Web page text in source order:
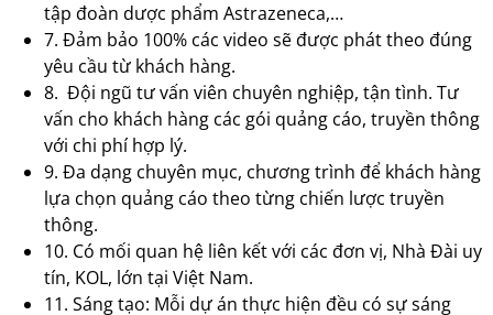
tập đoàn dược phẩm Astrazeneca,…
7. Đảm bảo 100% các video sẽ được phát theo đúng
yêu cầu từ khách hàng.
8. Đội ngũ tư vấn viên chuyên nghiệp, tận tình. Tư
vấn cho khách hàng các gói quảng cáo, truyền thông
với chi phí hợp lý.
9. Đa dạng chuyên mục, chương trình để khách hàng
lựa chọn quảng cáo theo từng chiến lược truyền
thông.
10. Có mối quan hệ liên kết với các đơn vị, Nhà Đài uy
tín, KOL, lớn tại Việt Nam.
11. Sáng tạo: Mỗi dự án thực hiện đều có sự sáng